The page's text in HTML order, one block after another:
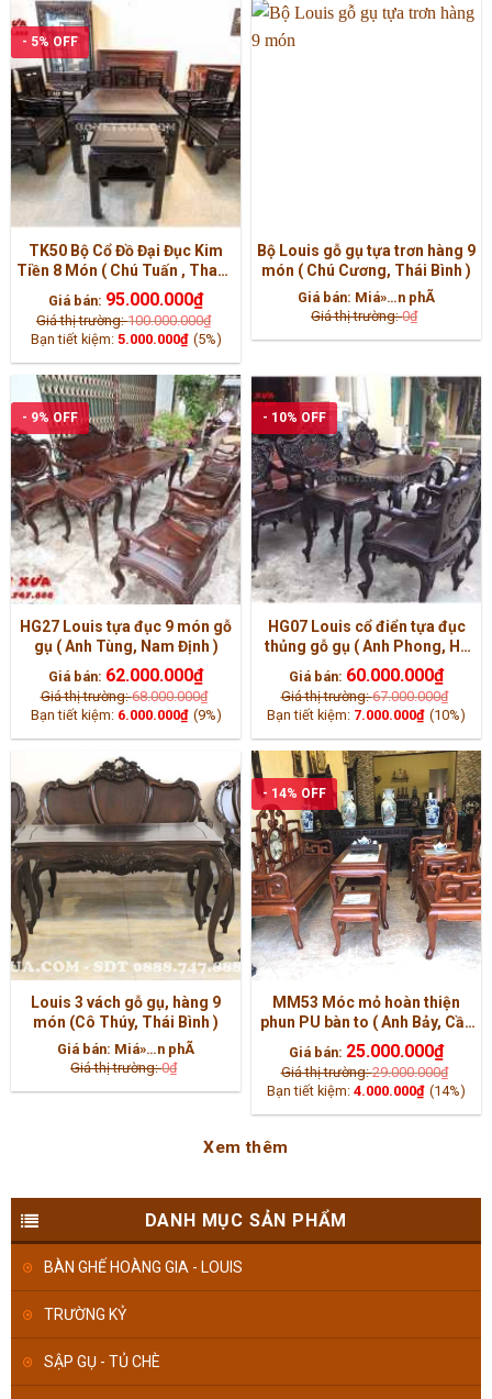
DANH MỤC SẢN PHẨM
BÀN GHẾ HOÀNG GIA - LOUIS
TRƯỜNG KỶ
SẬP GỤ - TỦ CHÈ
- 5% OFF
TK50 Bộ Cổ Đồ Đại Đục Kim
Tiền 8 Món ( Chú Tuấn , Thanh
Hóa )
Giá bán: 95.000.000₫
Giá thị trường:100.000.000₫
Bạn tiết kiệm: 5.000.000₫ (5%)
Bộ Louis gỗ gụ tựa trơn hàng 9
món ( Chú Cương, Thái Bình )
Giá bán: Miá»…n phÃ­
Giá thị trường:0₫
- 9% OFF
HG27 Louis tựa đục 9 món gỗ
gụ ( Anh Tùng, Nam Định )
Giá bán: 62.000.000₫
Giá thị trường:68.000.000₫
Bạn tiết kiệm: 6.000.000₫ (9%)
- 10% OFF
HG07 Louis cổ điển tựa đục
thủng gỗ gụ ( Anh Phong, Hà
Nam )
Giá bán: 60.000.000₫
Giá thị trường:67.000.000₫
Bạn tiết kiệm: 7.000.000₫ (10%)
Louis 3 vách gỗ gụ, hàng 9
món (Cô Thúy, Thái Bình )
Giá bán: Miá»…n phÃ­
Giá thị trường:0₫
- 14% OFF
MM53 Móc mỏ hoàn thiện
phun PU bàn to ( Anh Bảy, Cần
Thơ )
Giá bán: 25.000.000₫
Giá thị trường:29.000.000₫
Bạn tiết kiệm: 4.000.000₫ (14%)
Xem thêm